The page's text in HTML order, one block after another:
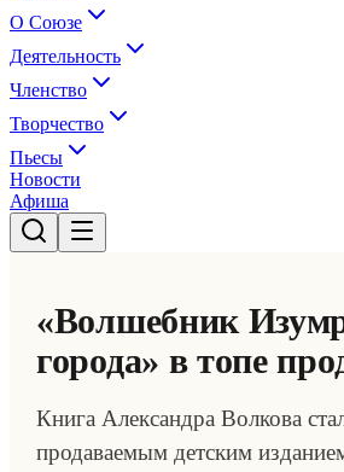
О Союзе
Деятельность
Членство
Творчество
Пьесы
Новости
Афиша
«Волшебник
города» в топе
Книга Александра Волкова
продаваемым детским